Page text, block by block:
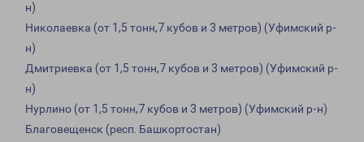
н)
Николаевка (от 1,5 тонн,7 кубов и 3 метров) (Уфимский р-
н)
Дмитриевка (от 1,5 тонн,7 кубов и 3 метров) (Уфимский р-
н)
Нурлино (от 1,5 тонн,7 кубов и 3 метров) (Уфимский р-н)
Благовещенск (респ. Башкортостан)